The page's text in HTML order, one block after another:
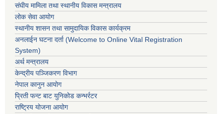
संघीय मामिला तथा स्थानीय विकास मन्त्रालय
लोक सेवा आयोग
स्थानीय शासन तथा सामुदायिक विकास कार्यक्रम
अनलाईन घटना दर्ता (Welcome to Online Vital Registration
System)
अर्थ मन्त्रालय
केन्द्रीय पञ्जिकरण विभाग
नेपाल कानुन आयोग
प्रिती फन्ट बाट युनिकोड कन्भर्रटर
राष्ट्रिय योजना आयोग